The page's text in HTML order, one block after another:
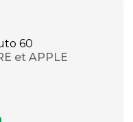
et APPLE